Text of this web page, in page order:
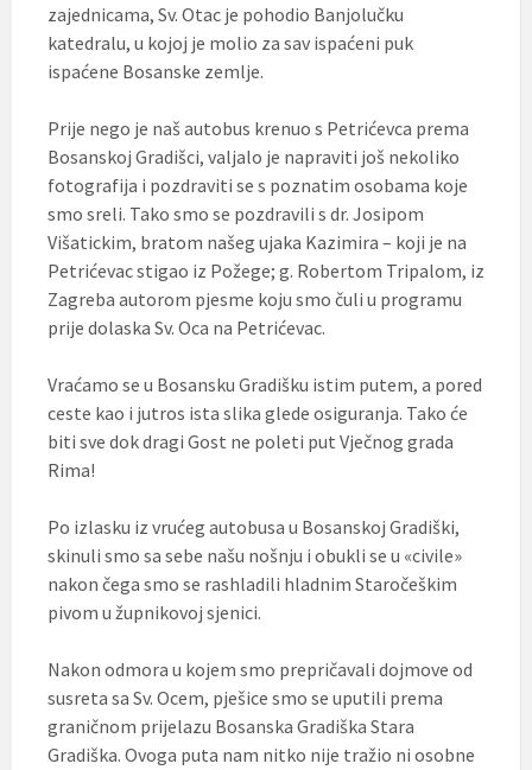
zajednicama, Sv. Otac je pohodio Banjolučku
katedralu, u kojoj je molio za sav ispaćeni puk
ispaćene Bosanske zemlje.
Prije nego je naš autobus krenuo s Petrićevca prema
Bosanskoj Gradišci, valjalo je napraviti još nekoliko
fotografija i pozdraviti se s poznatim osobama koje
smo sreli. Tako smo se pozdravili s dr. Josipom
Višatickim, bratom našeg ujaka Kazimira – koji je na
Petrićevac stigao iz Požege; g. Robertom Tripalom, iz
Zagreba autorom pjesme koju smo čuli u programu
prije dolaska Sv. Oca na Petrićevac.
Vraćamo se u Bosansku Gradišku istim putem, a pored
ceste kao i jutros ista slika glede osiguranja. Tako će
biti sve dok dragi Gost ne poleti put Vječnog grada
Rima!
Po izlasku iz vrućeg autobusa u Bosanskoj Gradiški,
skinuli smo sa sebe našu nošnju i obukli se u «civile»
nakon čega smo se rashladili hladnim Staročeškim
pivom u župnikovoj sjenici.
Nakon odmora u kojem smo prepričavali dojmove od
susreta sa Sv. Ocem, pješice smo se uputili prema
graničnom prijelazu Bosanska Gradiška Stara
Gradiška. Ovoga puta nam nitko nije tražio ni osobne